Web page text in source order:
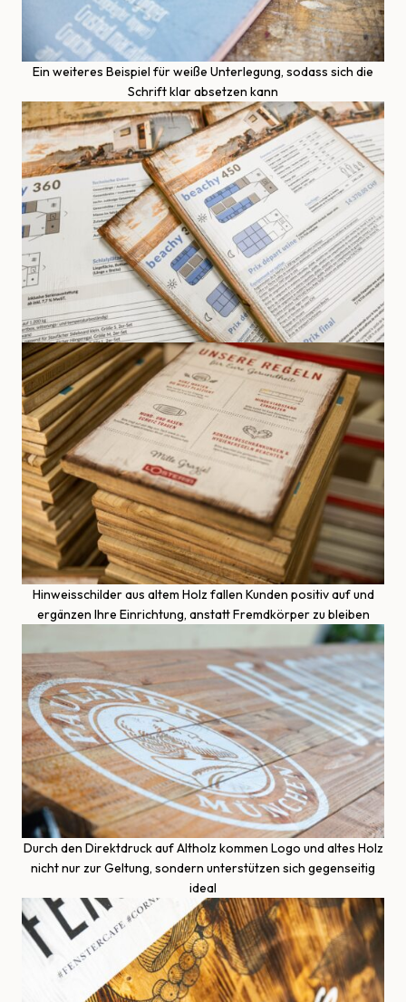
Ein weiteres Beispiel für weiße Unterlegung, sodass sich die
Schrift klar absetzen kann
Hinweisschilder aus altem Holz fallen Kunden positiv auf und
ergänzen Ihre Einrichtung, anstatt Fremdkörper zu bleiben
Durch den Direktdruck auf Altholz kommen Logo und altes Holz
nicht nur zur Geltung, sondern unterstützen sich gegenseitig
ideal